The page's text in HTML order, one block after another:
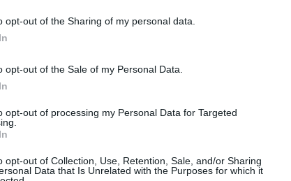
opt-out of the Sharing of my personal data.
opt-out of the Sale of my Personal Data.
opt-out of processing my Personal Data for Targeted
opt-out of Collection, Use, Retention, Sale, and/or Sharing
Data that Is Unrelated with the Purposes for which it